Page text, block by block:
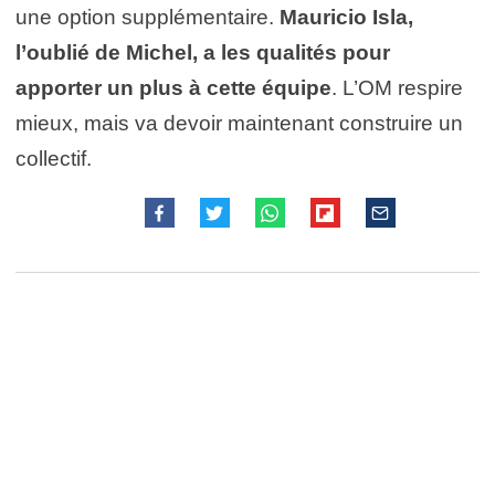
une option supplémentaire. Mauricio Isla,
l’oublié de Michel, a les qualités pour
apporter un plus à cette équipe. L’OM respire
mieux, mais va devoir maintenant construire un
collectif.